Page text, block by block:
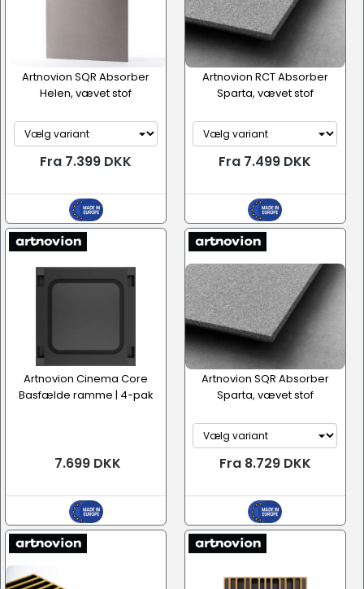
Artnovion SQR Absorber
Helen, vævet stof
Fra 7.399 DKK
Artnovion RCT Absorber
Sparta, vævet stof
Fra 7.499 DKK
Artnovion Cinema Core
Basfælde ramme | 4-pak
7.699 DKK
Artnovion SQR Absorber
Sparta, vævet stof
Fra 8.729 DKK